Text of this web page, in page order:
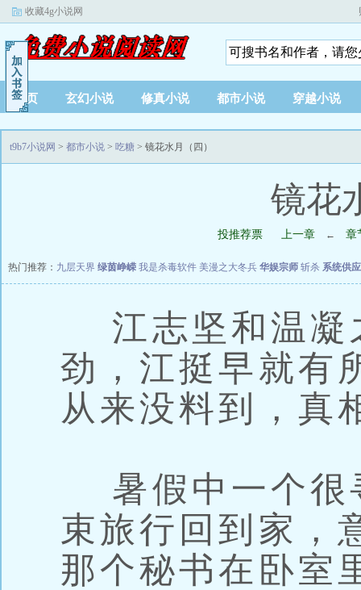
收藏4g小说网
首页 玄幻小说 修真小说 都市小说 穿越小说
t9b7小说网 > 都市小说 > 吃糖 > 镜花水月（四）
镜花
投推荐票 上一章 ← 章
热门推荐： 九层天界 绿茵峥嵘 我是杀毒软件 美漫之大冬兵 华娱宗师 斩杀 系统供
江志坚和温凝
劲，江挺早就有
从来没料到，真
暑假中一个很
束旅行回到家，
那个秘书在卧室